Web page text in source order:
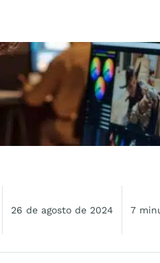
26 de agosto de 2024 7